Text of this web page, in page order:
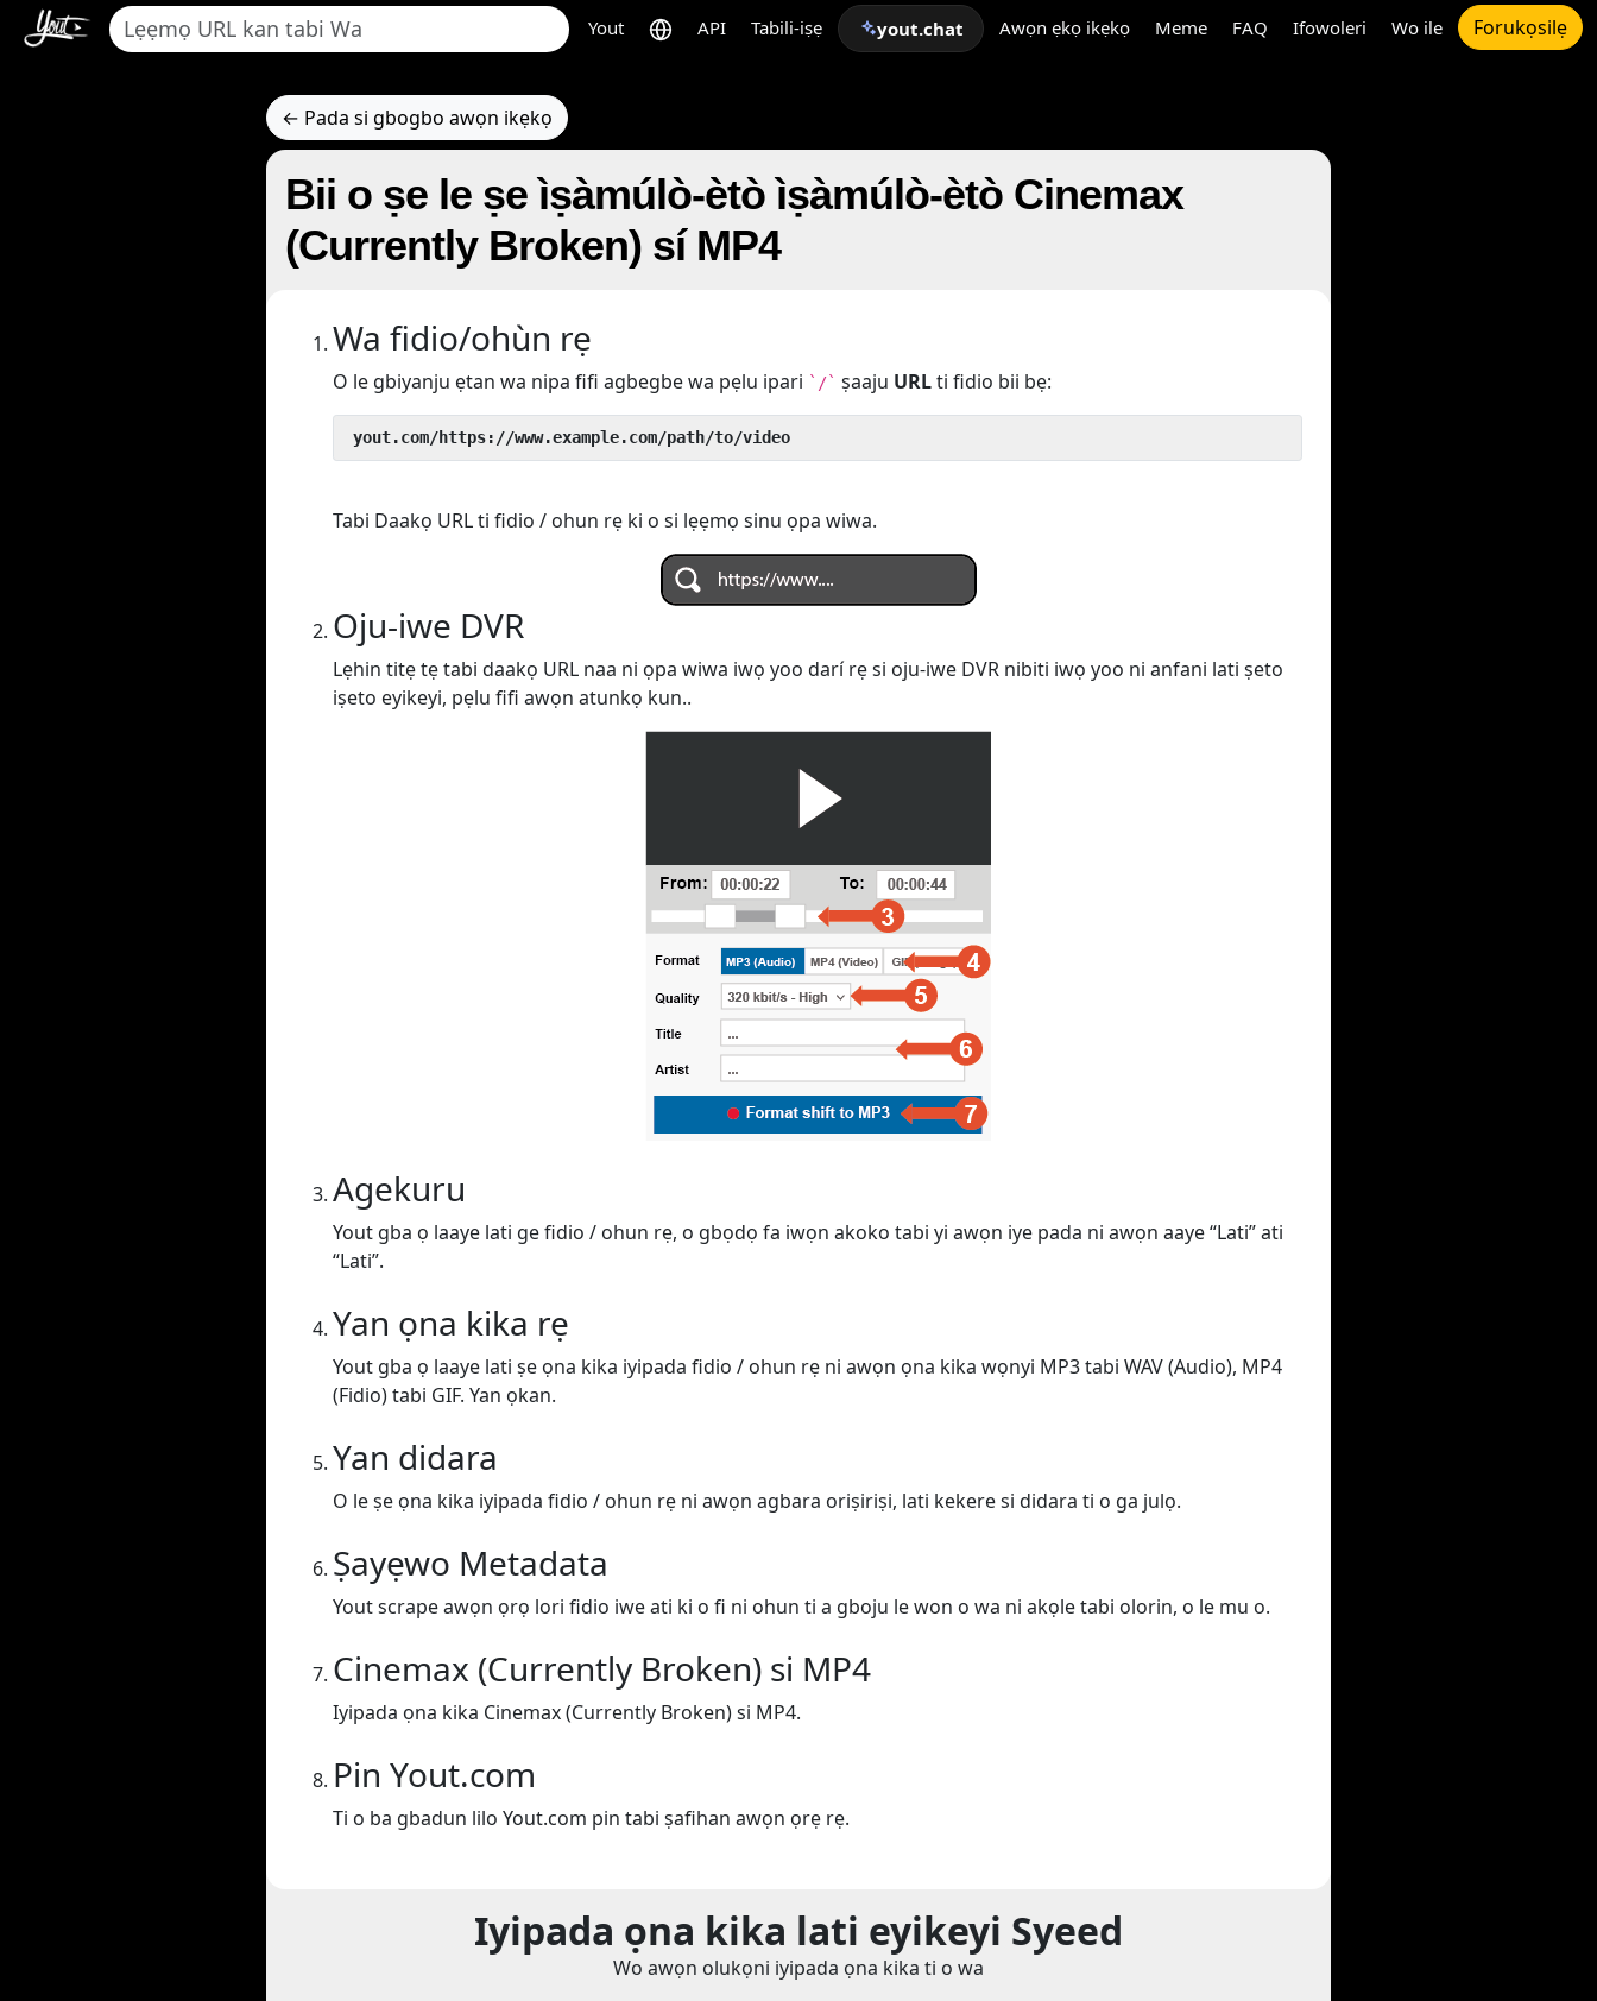
Yout API Tabili-iṣẹ yout.chat Awọn ẹkọ ikẹkọ Meme FAQ Ifowoleri Wo ile Forukọsilẹ
← Pada si gbogbo awọn ikẹkọ
Bii o ṣe le ṣe ìṣàmúlò-ètò ìṣàmúlò-ètò Cinemax
(Currently Broken) sí MP4
Wa fidio/ohùn rẹ
O le gbiyanju ẹtan wa nipa fifi agbegbe wa pẹlu ipari `/` ṣaaju URLti fidio bii bẹ:
yout.com/https://www.example.com/path/to/video
Tabi Daakọ URL ti fidio / ohun rẹ ki o si lẹẹmọ sinu ọpa wiwa.
Oju-iwe DVR
Lẹhin titẹ tẹ tabi daakọ URL naa ni ọpa wiwa iwọ yoo darí rẹ si oju-iwe DVR nibiti iwọ yoo ni anfani lati ṣeto
iṣeto eyikeyi, pẹlu fifi awọn atunkọ kun..
Agekuru
Yout gba ọ laaye lati ge fidio / ohun rẹ, o gbọdọ fa iwọn akoko tabi yi awọn iye pada ni awọn aaye “Lati” ati
“Lati”.
Yan ọna kika rẹ
Yout gba ọ laaye lati ṣe ọna kika iyipada fidio / ohun rẹ ni awọn ọna kika wọnyi MP3 tabi WAV (Audio), MP4
(Fidio) tabi GIF. Yan ọkan.
Yan didara
O le ṣe ọna kika iyipada fidio / ohun rẹ ni awọn agbara oriṣiriṣi, lati kekere si didara ti o ga julọ.
Ṣayẹwo Metadata
Yout scrape awọn ọrọ lori fidio iwe ati ki o fi ni ohun ti a gboju le won o wa ni akọle tabi olorin, o le mu o.
Cinemax (Currently Broken) si MP4
Iyipada ọna kika Cinemax (Currently Broken) si MP4.
Pin Yout.com
Ti o ba gbadun lilo Yout.com pin tabi ṣafihan awọn ọrẹ rẹ.
Iyipada ọna kika lati eyikeyi Syeed
Wo awọn olukọni iyipada ọna kika ti o wa